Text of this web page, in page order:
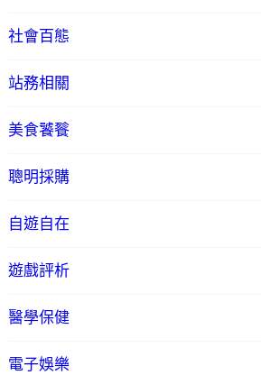
社會百態
站務相關
美食饕餮
聰明採購
自遊自在
遊戲評析
醫學保健
電子娛樂